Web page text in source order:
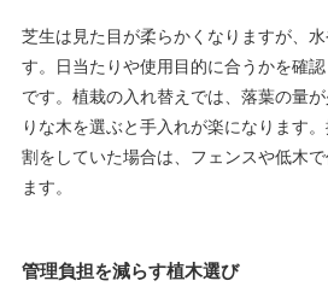
芝生は見た目が柔らかくなりますが、
す。日当たりや使用目的に合うかを確
です。植栽の入れ替えでは、落葉の量
りな木を選ぶと手入れが楽になります
割をしていた場合は、フェンスや低木
ます。
管理負担を減らす植木選び